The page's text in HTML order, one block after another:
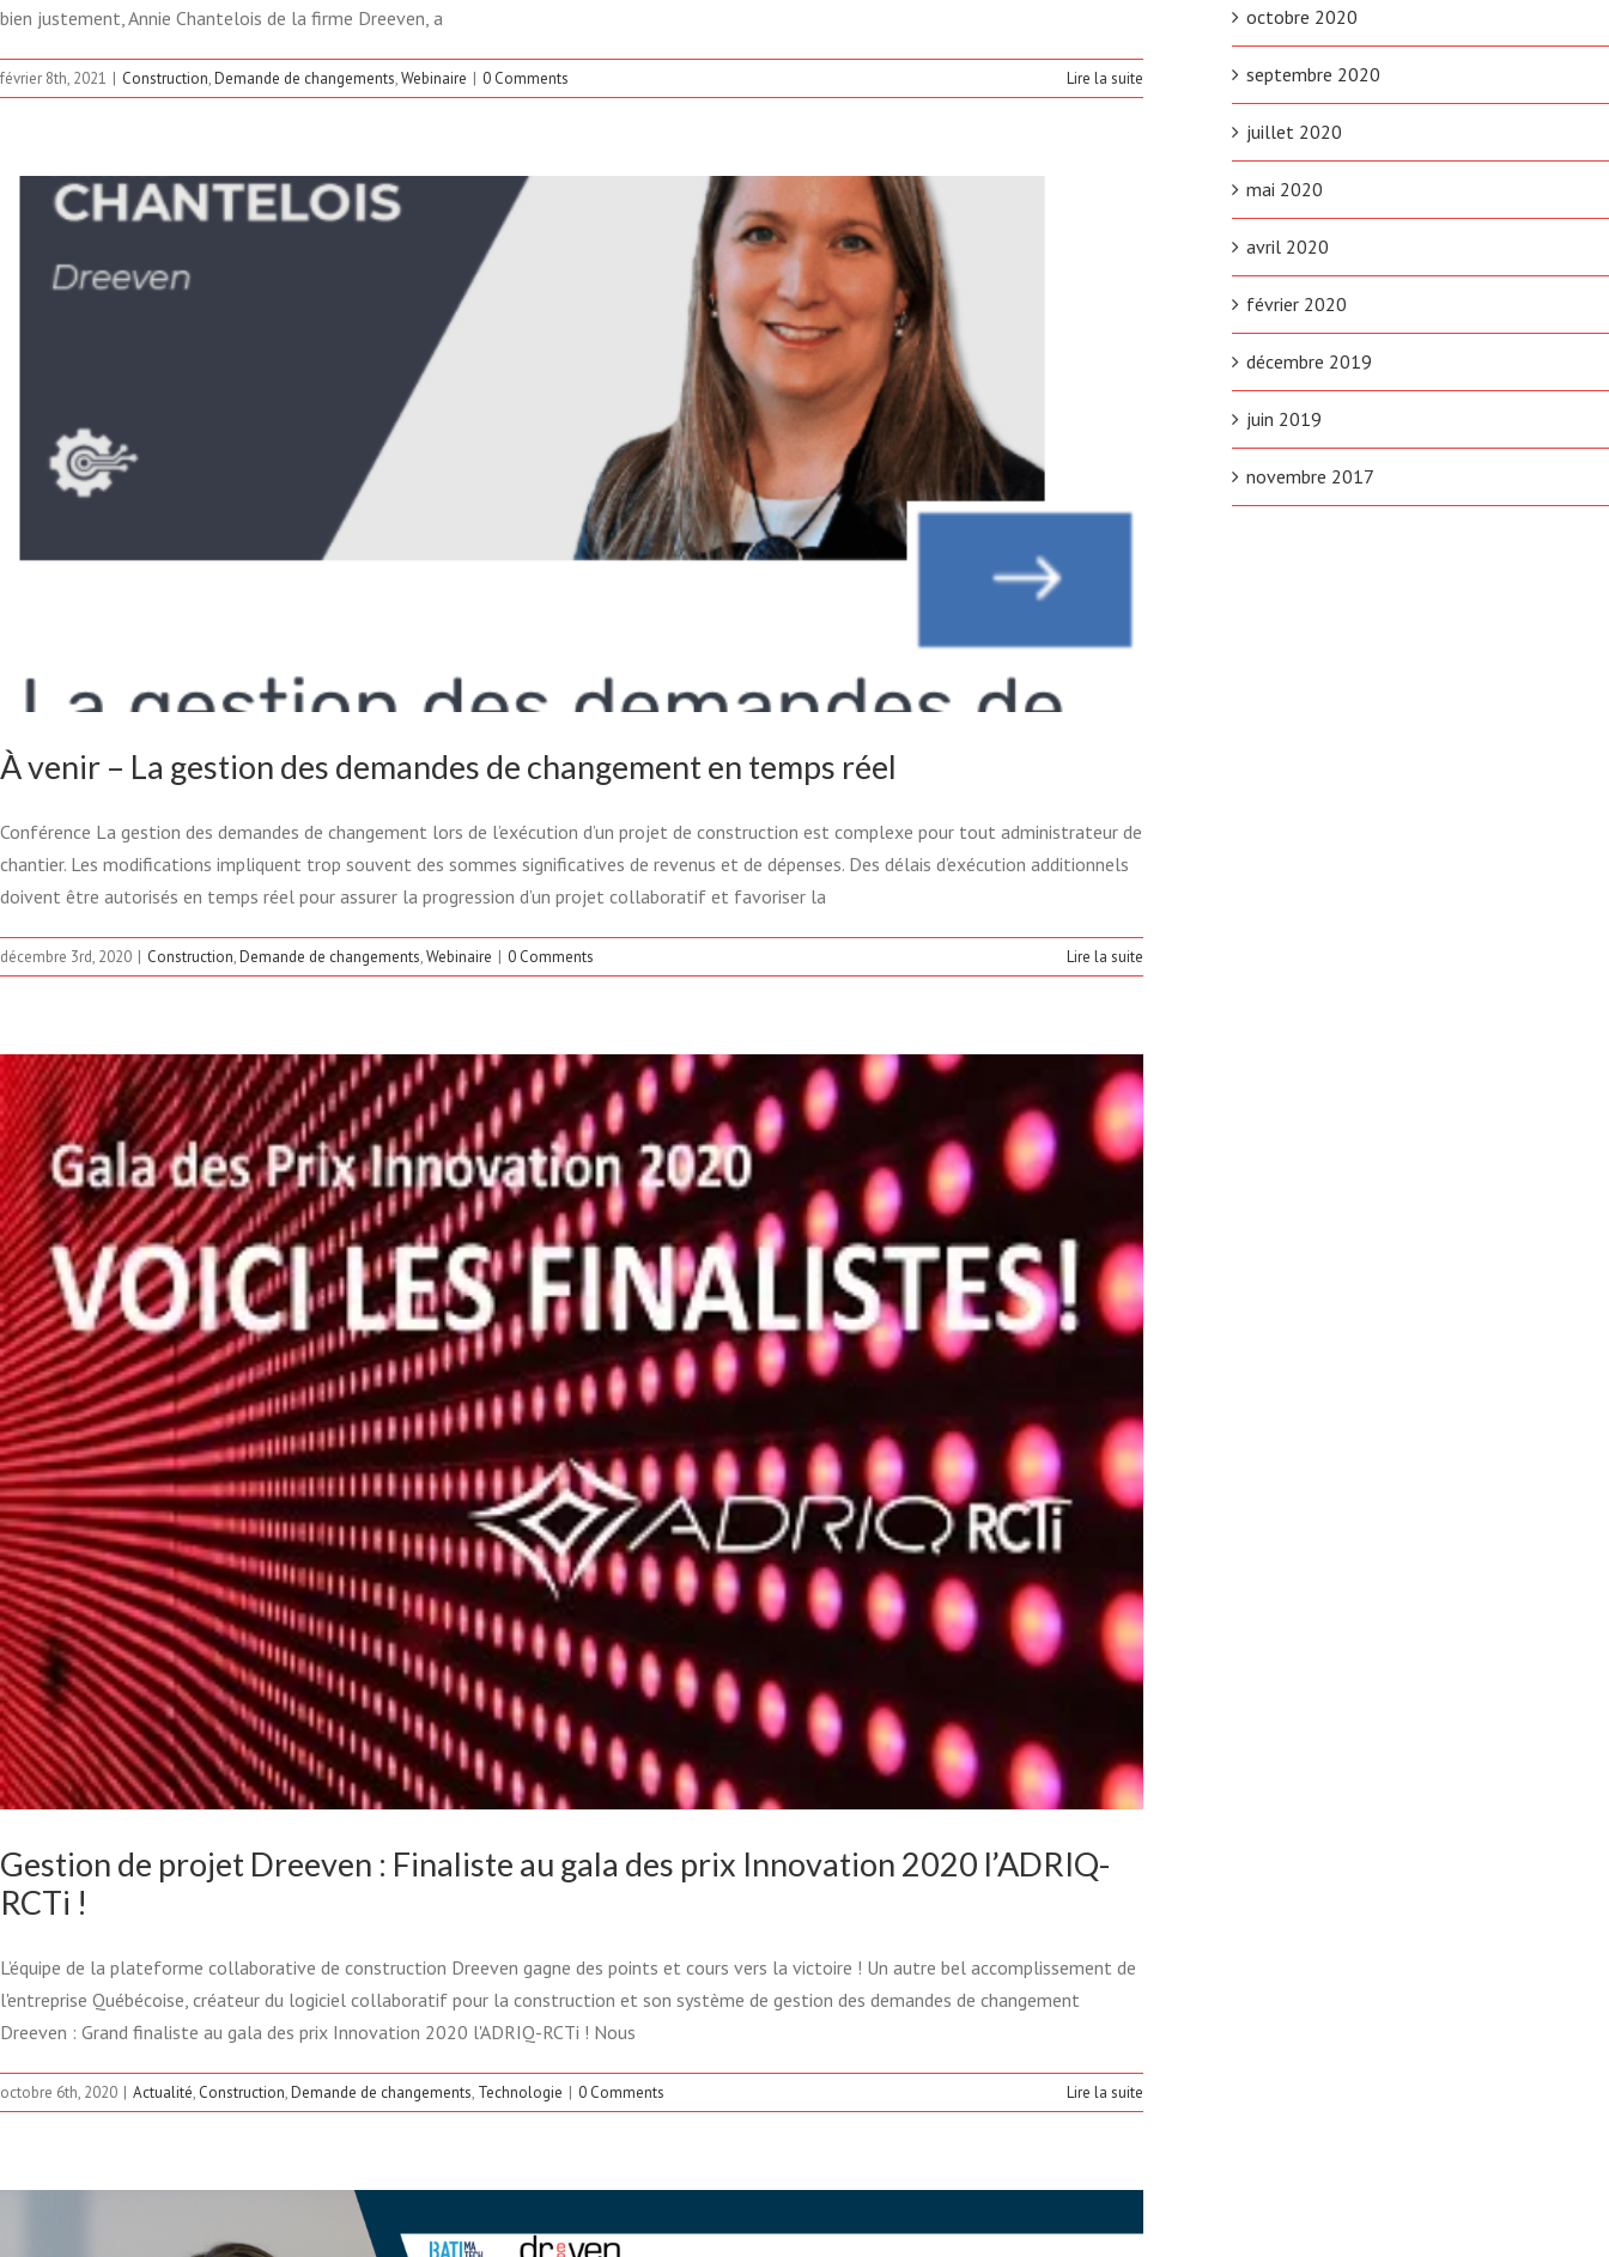
bien justement, Annie Chantelois de la firme Dreeven, a
février 8th, 2021 | Construction,Demande de changements,Webinaire | 0 Comments Lire la suite
À venir – La gestion des demandes de changement en temps réel
Conférence La gestion des demandes de changement lors de l’exécution d’un projet de construction est complexe pour tout administrateur de
chantier. Les modifications impliquent trop souvent des sommes significatives de revenus et de dépenses. Des délais d’exécution additionnels
doivent être autorisés en temps réel pour assurer la progression d’un projet collaboratif et favoriser la
décembre 3rd, 2020 | Construction,Demande de changements,Webinaire | 0 Comments Lire la suite
GESTION DE PROJET DREEVEN : FINALISTE AU GALA DES
PRIX INNOVATION 2020 L’ADRIQ-RCTI !
Actualité Construction Demande de changements Technologie
Gestion de projet Dreeven : Finaliste au gala des prix Innovation 2020 l’ADRIQ-
RCTi !
L’équipe de la plateforme collaborative de construction Dreeven gagne des points et cours vers la victoire ! Un autre bel accomplissement de
l'entreprise Québécoise, créateur du logiciel collaboratif pour la construction et son système de gestion des demandes de changement
Dreeven : Grand finaliste au gala des prix Innovation 2020 l'ADRIQ-RCTi ! Nous
octobre 6th, 2020 | Actualité, Construction,Demande de changements, Technologie | 0 Comments Lire la suite
CHANGEMENTS , FINALISTE PITCHTECH INNOVATION
CONSTRUCTION DE BATIMATECH!
Actualité Construction Demande de changements
octobre 2020
septembre 2020
juillet 2020
mai 2020
avril 2020
février 2020
décembre 2019
juin 2019
novembre 2017